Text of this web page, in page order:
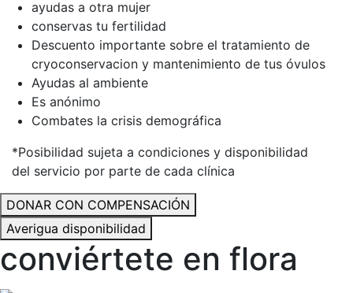
ayudas a otra mujer
conservas tu fertilidad
Descuento importante sobre el tratamiento de
cryoconservacion y mantenimiento de tus óvulos
Ayudas al ambiente
Es anónimo
Combates la crisis demográfica
*Posibilidad sujeta a condiciones y disponibilidad
del servicio por parte de cada clínica
DONAR CON COMPENSACIÓN
Averigua disponibilidad
conviértete en flora